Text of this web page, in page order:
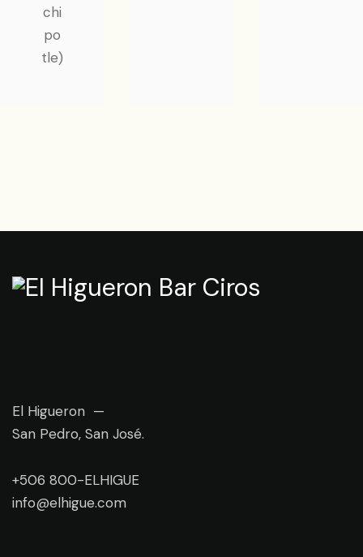
chi
po
tle)
El Higueron —
San Pedro, San José.
+506 800-ELHIGUE
info@elhigue.com